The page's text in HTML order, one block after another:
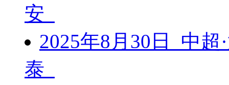
安
2025年8月30日 中
泰